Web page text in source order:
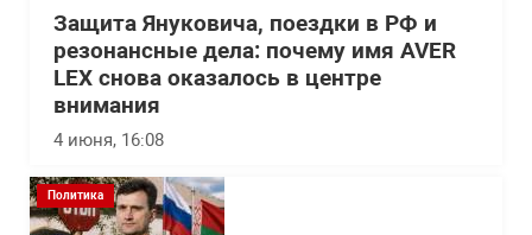
Защита Януковича, поездки в РФ и
резонансные дела: почему имя AVER
LEX снова оказалось в центре
внимания
4 июня, 16:08
Политика